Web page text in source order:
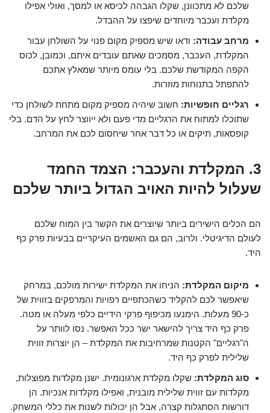
שלכם לא מתכוונן, שקלו הגבהה לכיסא או למסך, ואולי אפילו
מקלדת ועכבר מיוחדים שיפצו על ההבדל.
מרחב עבודה: ודאו שיש מספיק מקום פנוי על השולחן עבור
המקלדת, העכבר, מסמכים שאתם עובדים איתם, וכמובן, לכוס
הקפה המקודשת שלכם. בלי עומס מיותר שמאלץ אתכם
להתפתל בתנוחות מוזרות.
רגליים חופשיות: חשוב שיהיה מספיק מקום מתחת לשולחן כדי
שתוכלו למתוח את הרגליים מדי פעם ולא ייווצר לחץ על הדם. בלי
קופסאות, תיקים או כל דבר אחר שיחסום לכם את המרחב.
3. המקלדת והעכבר: הצמד החמד
שעלול להיות האויב הגדול ביותר שלכם
הם הכלים הישירים ביותר שיוצרים את הקשר בין המוח שלכם
לעולם הדיגיטלי. ולרוב, הם גם האשמים העיקריים בבעיות פרק כף
היד.
מיקום המקלדת: הניחו את המקלדת ישירות מולכם, במרחק
שיאפשר לכם להקליד כשהכתפיים רפויות והמרפקים בזווית של
כ-90 מעלות. הימנעו מכיפוף פרקי הידיים כלפי מעלה או מטה.
פרק כף היד צריך להישאר ישר ככל האפשר. נסו לוותר על
ה"רגליים" הקטנות שמרחיבות את המקלדת – הן יוצרות זווית
שלילית לפרק כף היד.
סוג המקלדת: שקלו מקלדת ארגונומית. ישנן מקלדות מפוצלות,
מקלדות עם זווית שלילית מובנית, ואפילו מקלדות אנכיות. הן
דורשות הסתגלות קצרה, אבל הן יכולות לשנות את כללי המשחק.